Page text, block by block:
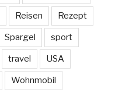
Reisen Rezept
Spargel sport
travel USA
Wohnmobil